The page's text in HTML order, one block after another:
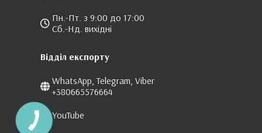
Пн.-Пт. з 9:00 до 17:00
Сб.-Нд. вихідні
Відділ експорту
WhatsApp, Telegram, Viber
+380665576664
YouTube